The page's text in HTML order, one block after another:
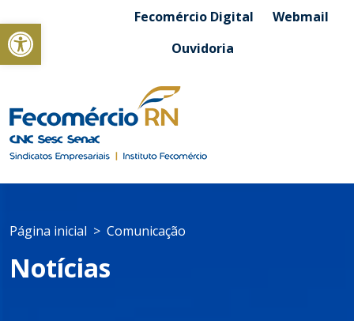
Abrir a barra de ferramentasFecomércio Digital
Webmail
Ouvidoria
Página inicial Comunicação
Notícias